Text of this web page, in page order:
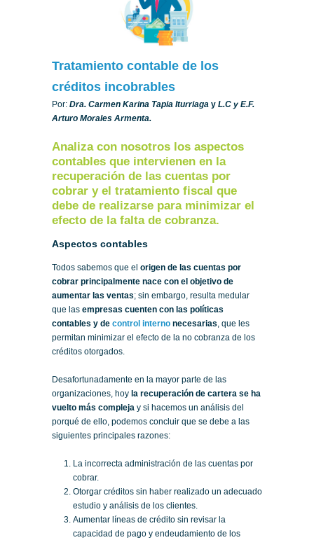
Tratamiento contable de los
créditos incobrables
Por: Dra. Carmen Karina Tapia Iturriaga y L.C y E.F.
Arturo Morales Armenta.
Analiza con nosotros los aspectos
contables que intervienen en la
recuperación de las cuentas por
cobrar y el tratamiento fiscal que
debe de realizarse para minimizar el
efecto de la falta de cobranza.
Aspectos contables
Todos sabemos que el origen de las cuentas por
cobrar principalmente nace con el objetivo de
aumentar las ventas; sin embargo, resulta medular
que las empresas cuenten con las políticas
contables y de control interno necesarias, que les
permitan minimizar el efecto de la no cobranza de los
créditos otorgados.
Desafortunadamente en la mayor parte de las
organizaciones, hoy la recuperación de cartera se ha
vuelto más compleja y si hacemos un análisis del
porqué de ello, podemos concluir que se debe a las
siguientes principales razones:
La incorrecta administración de las cuentas por
cobrar.
Otorgar créditos sin haber realizado un adecuado
estudio y análisis de los clientes.
Aumentar líneas de crédito sin revisar la
capacidad de pago y endeudamiento de los